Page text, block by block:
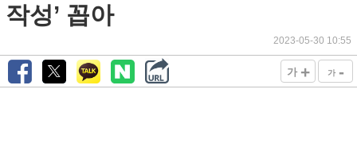
작성’ 꼽아
2023-05-30 10:55
가 + 가 -